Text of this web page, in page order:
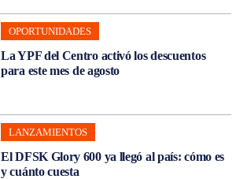
OPORTUNIDADES
La YPF del Centro activó los descuentos
para este mes de agosto
LANZAMIENTOS
El DFSK Glory 600 ya llegó al país: cómo es
y cuánto cuesta